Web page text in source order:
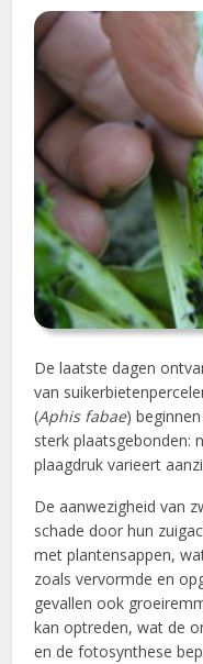
De laatste dagen
van
(Aphis fabae)
sterk plaatsgebonden:
plaagdruk varieert
De aanwezigheid van
schade door hun
met plantensappen,
zoals vervormde en
gevallen ook
kan optreden, wat de
en de fotosynthese